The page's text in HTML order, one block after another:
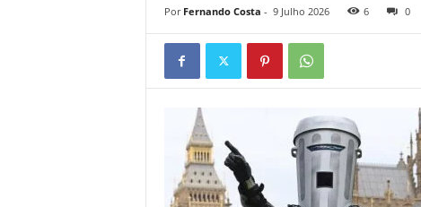
Por Fernando Costa - 9 Julho 2026 6 0